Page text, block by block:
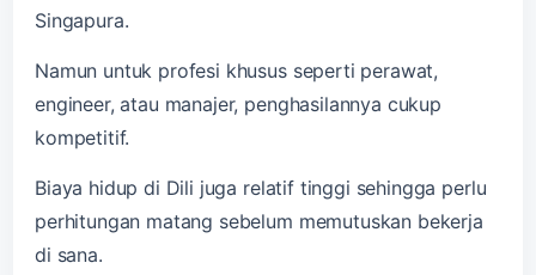
Singapura.
Namun untuk profesi khusus seperti perawat,
engineer, atau manajer, penghasilannya cukup
kompetitif.
Biaya hidup di Dili juga relatif tinggi sehingga perlu
perhitungan matang sebelum memutuskan bekerja
di sana.